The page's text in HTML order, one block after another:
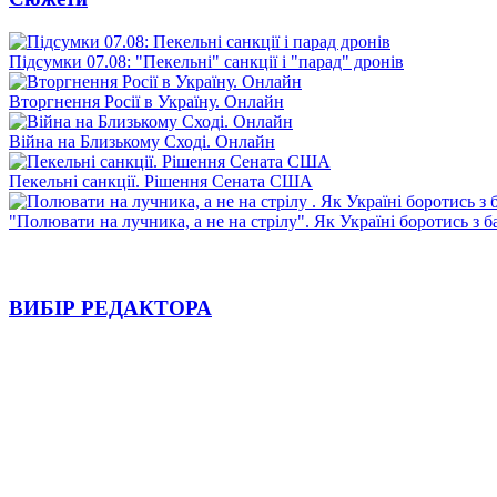
Підсумки 07.08: "Пекельні" санкції і "парад" дронів
Вторгнення Росії в Україну. Онлайн
Війна на Близькому Сході. Онлайн
Пекельні санкції. Рішення Сената США
"Полювати на лучника, а не на стрілу". Як Україні боротись з
ВИБІР РЕДАКТОРА